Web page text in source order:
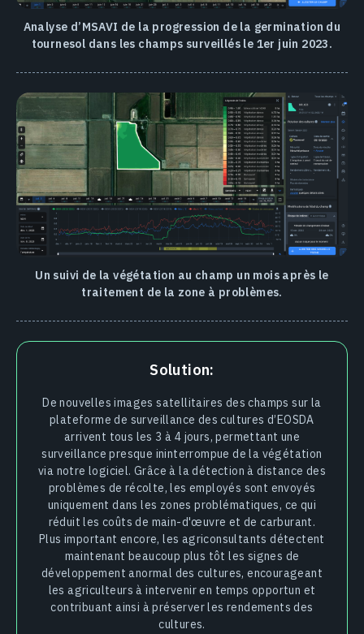
Analyse d’MSAVI de la progression de la germination du
tournesol dans les champs surveillés le 1er juin 2023.
Un suivi de la végétation au champ un mois après le
traitement de la zone à problèmes.
Solution:
De nouvelles images satellitaires des champs sur la
plateforme de surveillance des cultures d’EOSDA
arrivent tous les 3 à 4 jours, permettant une
surveillance presque ininterrompue de la végétation
via notre logiciel. Grâce à la détection à distance des
problèmes de récolte, les employés sont envoyés
uniquement dans les zones problématiques, ce qui
réduit les coûts de main-d'œuvre et de carburant.
Plus important encore, les agriconsultants détectent
maintenant beaucoup plus tôt les signes de
développement anormal des cultures, encourageant
les agriculteurs à intervenir en temps opportun et
contribuant ainsi à préserver les rendements des
cultures.